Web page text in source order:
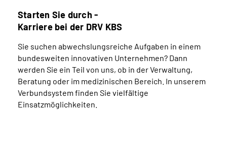
Starten Sie durch -
Karriere bei der DRV KBS
Sie suchen abwechslungsreiche Aufgaben in einem
bundesweiten innovativen Unternehmen? Dann
werden Sie ein Teil von uns, ob in der Verwaltung,
Beratung oder im medizinischen Bereich. In unserem
Verbundsystem finden Sie vielfältige
Einsatzmöglichkeiten.